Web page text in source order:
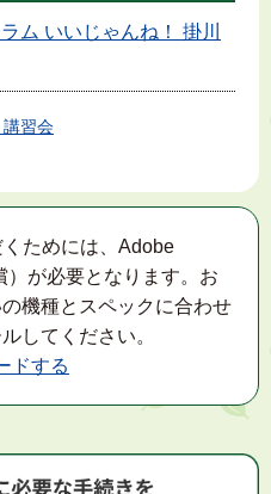
ム いいじゃんね！ 掛川
習会
ためには、Adobe
）が必要となります。お
機種とスペックに合わせ
してください。
ドする